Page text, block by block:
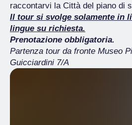
raccontarvi la Città del piano di
Il tour si svolge solamente in
lingue su richiesta.
Prenotazione obbligatoria.
Partenza tour da fronte Museo
Guicciardini 7/A